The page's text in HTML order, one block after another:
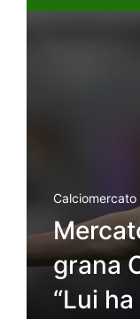
Calciomercato
grana
“Lui